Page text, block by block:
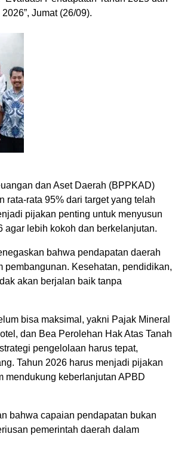
Jumat (26/09).
dan Aset Daerah (BPPKAD)
rata-rata 95% dari target yang telah
pijakan penting untuk menyusun
agar lebih kokoh dan berkelanjutan.
bahwa pendapatan daerah
Kesehatan, pendidikan,
akan berjalan baik tanpa
bisa maksimal, yakni Pajak Mineral
dan Bea Perolehan Hak Atas Tanah
pengelolaan harus tepat,
Tahun 2026 harus menjadi pijakan
mendukung keberlanjutan APBD
bahwa capaian pendapatan bukan
pemerintah daerah dalam